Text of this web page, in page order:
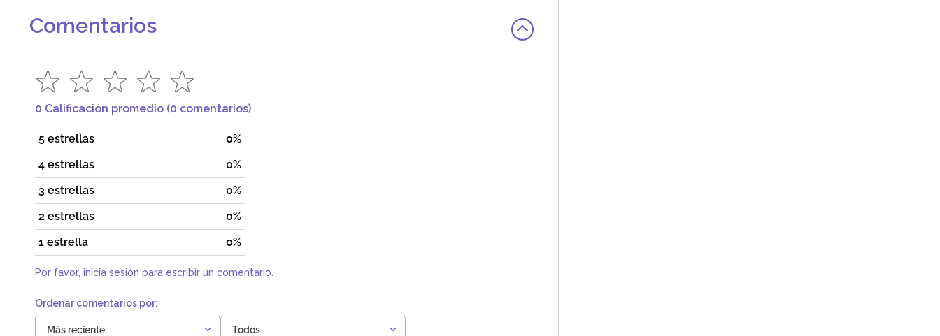
Comentarios
0 Calificación promedio (0 comentarios)
5 estrellas
0%
4 estrellas
0%
3 estrellas
0%
2 estrellas
0%
1 estrella
0%
Por favor, inicia sesión para escribir un comentario.
Más reciente Todos